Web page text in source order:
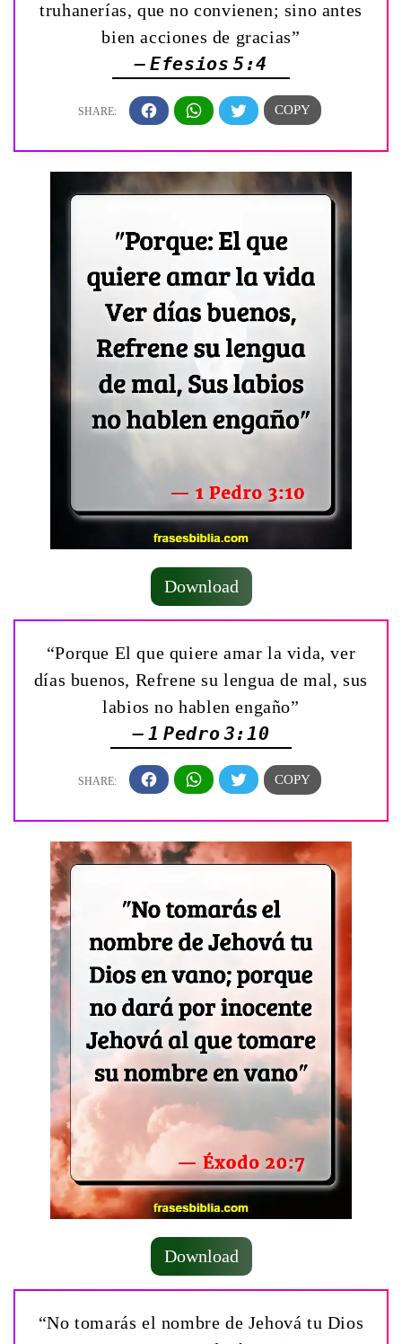
truhanerías, que no convienen; sino antes
bien acciones de gracias”
— Efesios 5:4
Download
“Porque El que quiere amar la vida, ver
días buenos, Refrene su lengua de mal, sus
labios no hablen engaño”
— 1 Pedro 3:10
Download
“No tomarás el nombre de Jehová tu Dios